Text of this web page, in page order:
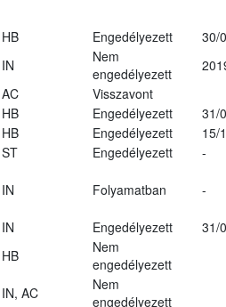
HB Engedélyezett
30/
IN
Nem
engedélyezett
AC
Visszavont
HB Engedélyezett
31/
HB Engedélyezett
15/
ST Engedélyezett
-
IN Folyamatban -
IN Engedélyezett
31/
HB
Nem
engedélyezett
IN, AC
Nem
engedélyezett